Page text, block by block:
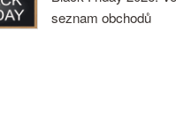
seznam obchodů